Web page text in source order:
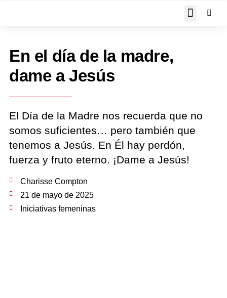
En el día de la madre,
dame a Jesús
El Día de la Madre nos recuerda que no
somos suficientes… pero también que
tenemos a Jesús. En Él hay perdón,
fuerza y fruto eterno. ¡Dame a Jesús!
Charisse Compton
21 de mayo de 2025
Iniciativas femeninas